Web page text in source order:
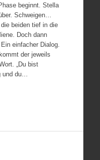
beginnt. Stella
Schweigen…
beiden tief in die
Doch dann
einfacher Dialog.
der jeweils
„Du bist
du…